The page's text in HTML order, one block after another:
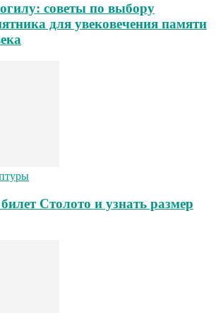
советы по выбору
для увековечения памяти
Столото и узнать размер